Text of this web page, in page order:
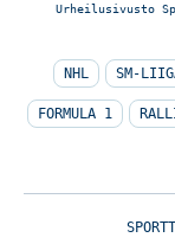
Urheilusivusto
NHL SM-
FORMULA 1